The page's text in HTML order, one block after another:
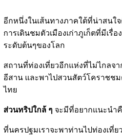
อีกหนึ่งในเส้นทางภาคใต้ที่น่าสนใ
การเดินชมตัวเมืองเก่าภูเก็ตที่มีเรื่
ระดับต้นๆของโลก
สถานที่ท่องเที่ยวอีกแห่งที่ไม่ไกลจ
อีสาน และพาไปสวนสัตว์โคราชช
ไทย
ส่วนทริปใกล้ ๆ จะมีที่อยากแนะนำ
ที่นครปฐมเราจะพาท่านไปท่องเที่